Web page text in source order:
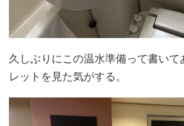
久しぶりにこの温水準備って書いて
レットを見た気がする。